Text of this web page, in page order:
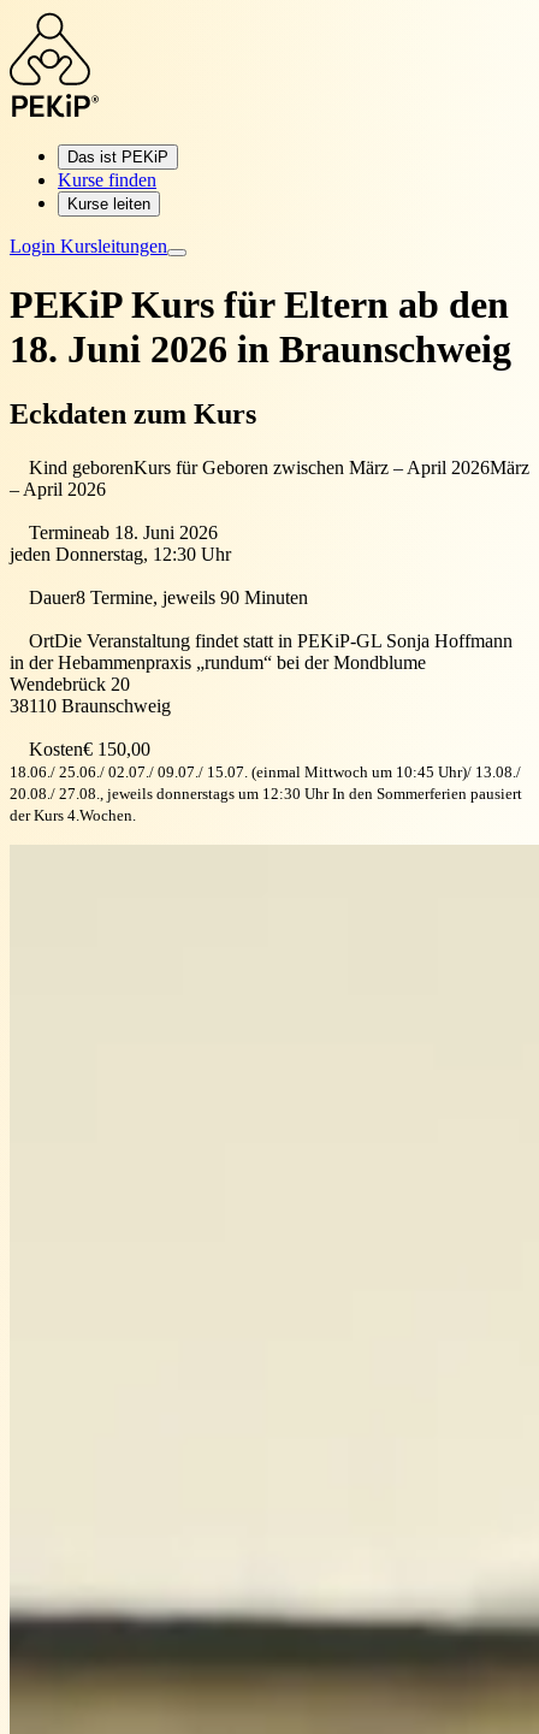
Das ist PEKiP
Kurse finden
Kurse leiten
Login Kursleitungen
PEKiP Kurs für Eltern ab den
18. Juni 2026 in Braunschweig
Eckdaten zum Kurs
Kind geborenKurs für Geboren zwischen März – April 2026März
– April 2026
Termineab 18. Juni 2026
jeden Donnerstag, 12:30 Uhr
Dauer8 Termine, jeweils 90 Minuten
OrtDie Veranstaltung findet statt in PEKiP-GL Sonja Hoffmann
in der Hebammenpraxis „rundum“ bei der Mondblume
Wendebrück 20
38110 Braunschweig
Kosten€ 150,00
18.06./ 25.06./ 02.07./ 09.07./ 15.07. (einmal Mittwoch um 10:45 Uhr)/ 13.08./
20.08./ 27.08., jeweils donnerstags um 12:30 Uhr In den Sommerferien pausiert
der Kurs 4.Wochen.